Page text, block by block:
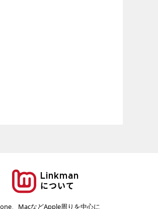
Linkman
について
、MacなどApple周りを中心に